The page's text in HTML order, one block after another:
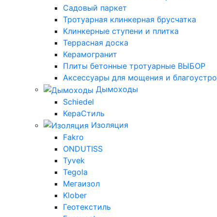
Садовый паркет
Тротуарная клинкерная брусчатка
Клинкерные ступени и плитка
Террасная доска
Керамогранит
Плиты бетонные тротуарные ВЫБОР
Аксессуары для мощения и
Дымоходы
Schiedel
КераСтиль
Изоляция
Fakro
ONDUTISS
Tyvek
Tegola
Мегаизол
Klober
Геотекстиль